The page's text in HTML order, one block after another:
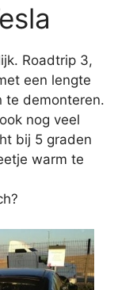
Roadtrip 3,
een lengte
te demonteren.
nog veel
bij 5 graden
warm te